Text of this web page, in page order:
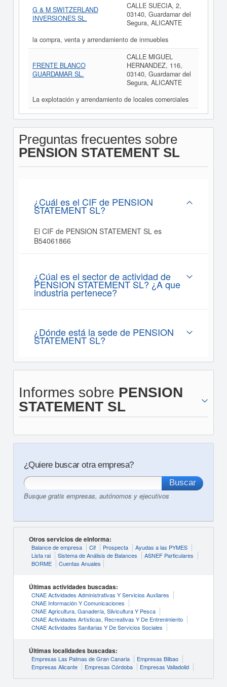
G & M SWITZERLAND
INVERSIONES SL.
CALLE SUECIA, 2,
03140, Guardamar del
Segura, ALICANTE
la compra, venta y arrendamiento de inmuebles
FRENTE BLANCO
GUARDAMAR SL.
CALLE MIGUEL
HERNANDEZ, 116,
03140, Guardamar del
Segura, ALICANTE
La explotación y arrendamiento de locales comerciales
Preguntas frecuentes sobre
PENSION STATEMENT SL
¿Cuál es el CIF de PENSION
STATEMENT SL?
El CIF de PENSION STATEMENT SL es
B54061866
¿Cúal es el sector de actividad de
PENSION STATEMENT SL? ¿A que
industria pertenece?
¿Dónde está la sede de PENSION
STATEMENT SL?
Informes sobre PENSION
STATEMENT SL
¿Quiere buscar otra empresa?
Busque gratis empresas, autónomos y ejecutivos
Otros servicios de eInforma:
Balance de empresa Cif Prospecta
Ayudas a las PYMES
Lista rai
Sistema de Análisis de Balances
ASNEF Particulares
BORME
Cuentas Anuales
Últimas actividades buscadas:
CNAE Actividades Administrativas Y Servicios Auxliares
CNAE Información Y Comunicaciones
CNAE Agricultura, Ganadería, Silvicultura Y Pesca
CNAE Actividades Artísticas, Recreativas Y De Entrenimiento
CNAE Actividades Sanitarias Y De Servicios Sociales
Últimas localidades buscadas:
Empresas Las Palmas de Gran Canaria
Empresas Bilbao
Empresas Alicante
Empresas Córdoba Empresas Valladolid